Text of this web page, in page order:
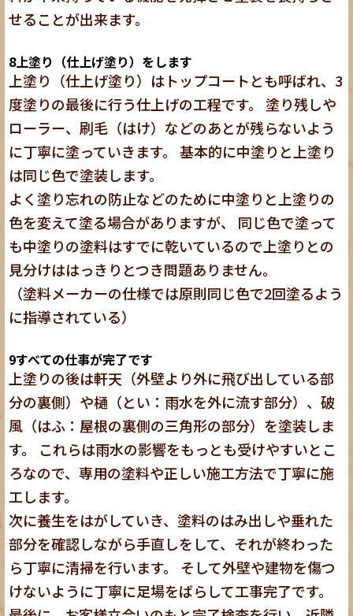
せることが出来ます。
8上塗り（仕上げ塗り）をします
上塗り（仕上げ塗り）はトップコートとも呼ばれ、3
度塗りの最後に行う仕上げの工程です。 塗り残しや
ローラー、刷毛（はけ）などのあとが残らないよう
に丁寧に塗っていきます。 基本的に中塗りと上塗り
は同じ色で塗装します。
よく塗り忘れの防止などのために中塗りと上塗りの
色を変えて塗る場合がありますが、 同じ色で塗って
も中塗りの塗料はすでに乾いているので上塗りとの
見分けははっきりとつき問題ありません。
（塗料メーカーの仕様では原則同じ色で2回塗るよう
に指導されている）
9すべての仕事が完了です
上塗りの後は軒天（外壁より外に飛び出している部
分の裏側）や樋（とい：雨水を外に流す部分）、破
風（はふ：屋根の裏側の三角形の部分）を塗装しま
す。 これらは雨水の影響をもっとも受けやすいとこ
ろなので、専用の塗料や正しい施工方法で丁寧に施
工します。
次に養生をはがしていき、塗料のはみ出しや垂れた
部分を確認しながら手直しをして、それが終わった
ら丁寧に清掃を行います。 そして外壁や建物を傷つ
けないように丁寧に足場をばらして工事完了です。